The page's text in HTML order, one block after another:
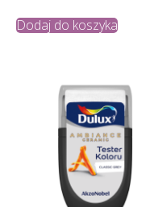
Dodaj do koszyka